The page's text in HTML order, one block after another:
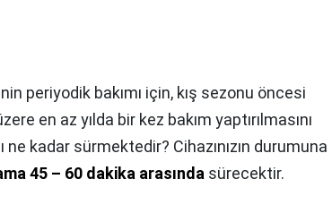
periyodik bakımı için, kış sezonu öncesi
en az yılda bir kez bakım yaptırılmasını
kadar sürmektedir? Cihazınızın durumuna
45 – 60 dakika arasında sürecektir.